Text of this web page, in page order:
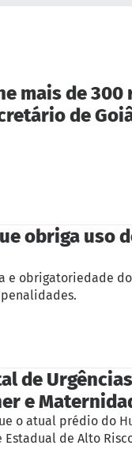
mais de
de
obriga uso
e obrigatoriedade
de
e
o atual prédio do
de Alto